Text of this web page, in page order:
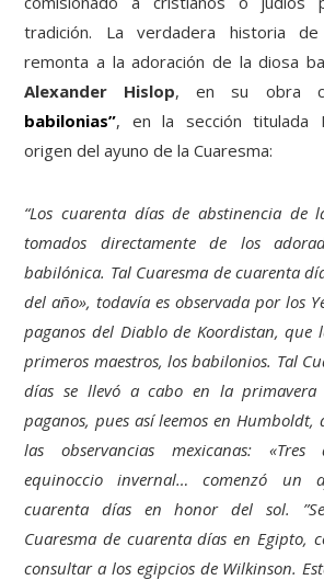
tradición. La verdadera historia
remonta a la adoración de la diosa
Alexander Hislop, en su obra
babilonias”, en la sección titulada
origen del ayuno de la Cuaresma:
“Los cuarenta días de abstinencia de
tomados directamente de los
babilónica. Tal Cuaresma de cuarenta
del año», todavía es observada por los
paganos del Diablo de Koordistan, que
primeros maestros, los babilonios. Tal
días se llevó a cabo en la primavera
paganos, pues así leemos en Humboldt,
las observancias mexicanas:
equinoccio invernal… comenzó un
cuarenta días en honor del sol.
Cuaresma de cuarenta días en Egipto,
consultar a los egipcios de Wilkinson.